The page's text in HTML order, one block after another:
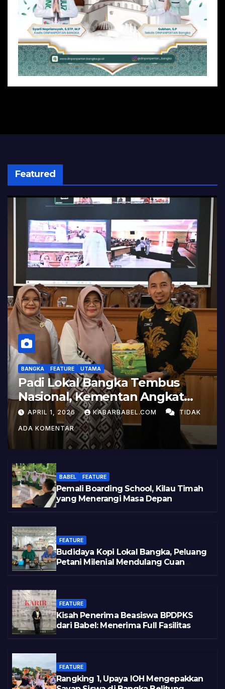
Featured
BANGKA FEATURE UTAMA
Padi Lokal Bangka Tembus
Nasional, Kementan Angkat
Kisah Sukses Pelepasan
Varietas
APRIL 1, 2026 KABARBABEL.COM TIDAK
ADA KOMENTAR
BABEL FEATURE
Pemali Boarding School, Kilau Timah
yang Menerangi Masa Depan
FEATURE
Budidaya Kopi Lokal Bangka, Peluang
Petani Milenial Mendulang Cuan
FEATURE
Kisah Penerima Beasiswa BPDPKS
dari Babel: Menerima Full Fasilitas
FEATURE
Rangking 1, Upaya IOH Mengepakkan